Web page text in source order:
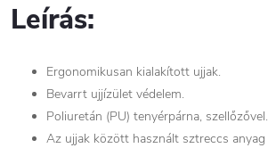
Leírás:
Ergonomikusan kialakított ujjak.
Bevarrt ujjízület védelem.
Poliuretán (PU) tenyérpárna, szellőzővel.
Az ujjak között használt sztreccs anyag